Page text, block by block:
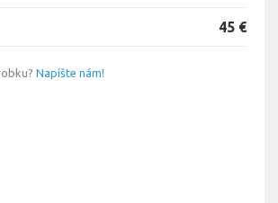
45 €
Napíšte nám!